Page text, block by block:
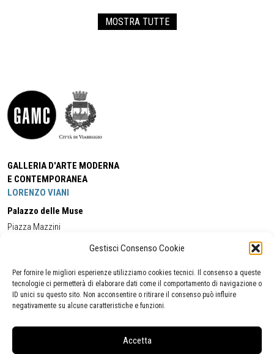
Gestisci Consenso Cookie
Per fornire le migliori esperienze utilizziamo cookies tecnici. Il consenso a queste
tecnologie ci permetterà di elaborare dati come il comportamento di navigazione o
ID unici su questo sito. Non acconsentire o ritirare il consenso può influire
negativamente su alcune caratteristiche e funzioni.
Accetta
MOSTRA TUTTE
GALLERIA D'ARTE MODERNA
E CONTEMPORANEA
LORENZO VIANI
Palazzo delle Muse
Piazza Mazzini
Cell:+39 338 5714978 (orario apertura Galleria)
Tel:
+39 0584 944580
(orario 09.00/13.00)
Email:gamc@comune.viareggio.lu.it
Segnalazione di inaccessibilità